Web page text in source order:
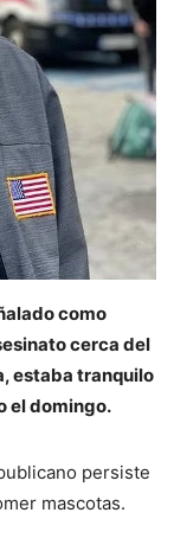
como
cerca del
estaba tranquilo
el domingo.
persiste
mascotas.